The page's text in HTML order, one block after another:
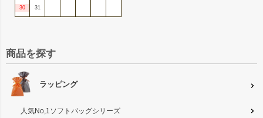
30 31
商品を探す
ラッピング
人気No,1ソフトバッグシリーズ